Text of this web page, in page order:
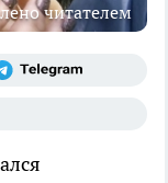
читателем